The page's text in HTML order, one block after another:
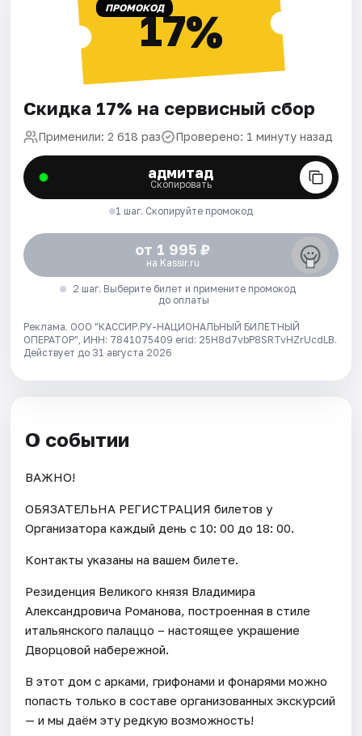
ПРОМОКОД17%
Скидка 17% на сервисный сбор
Применили: 2 618 раз Проверено: 1 минуту назад
адмитад
Скопировать
1 шаг. Скопируйте промокод
от 1 995 ₽
на Kassir.ru
2 шаг. Выберите билет и примените промокод
до оплаты
Реклама. ООО "КАССИР.РУ-НАЦИОНАЛЬНЫЙ БИЛЕТНЫЙ
ОПЕРАТОР", ИНН: 7841075409 erid: 25H8d7vbP8SRTvHZrUcdLB.
Действует до 31 августа 2026
О событии
ВАЖНО!
ОБЯЗАТЕЛЬНА РЕГИСТРАЦИЯ билетов у
Организатора каждый день c 10: 00 до 18: 00.
Контакты указаны на вашем билете.
Резиденция Великого князя Владимира
Александровича Романова, построенная в стиле
итальянского палаццо – настоящее украшение
Дворцовой набережной.
В этот дом с арками, грифонами и фонарями можно
попасть только в составе организованных экскурсий
— и мы даём эту редкую возможность!